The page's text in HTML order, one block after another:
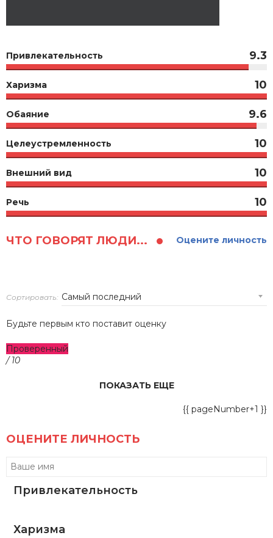
Привлекательность 9.3
Харизма 10
Обаяние 9.6
Целеустремленность 10
Внешний вид 10
Речь 10
ЧТО ГОВОРЯТ ЛЮДИ... Оцените личность
Сортировать:
Будьте первым кто поставит оценку
Проверенный
/ 10
ПОКАЗАТЬ ЕЩЕ
{{ pageNumber+1 }}
ОЦЕНИТЕ ЛИЧНОСТЬ
Привлекательность
Харизма